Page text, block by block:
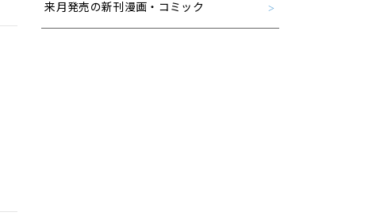
来月発売の新刊漫画・コミック